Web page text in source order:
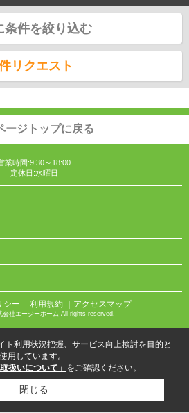
条件を絞り込む
リクエスト
ージトップに戻る
業時間:9:30～18:00
定休日:水曜日
シー ｜ 利用規約 ｜アクセスマップ
社エージーホーム All rights reserved.
ト利用状況把握、サービス向上検討を目的と
用しています。
扱いについて」 をご確認ください。
閉じる